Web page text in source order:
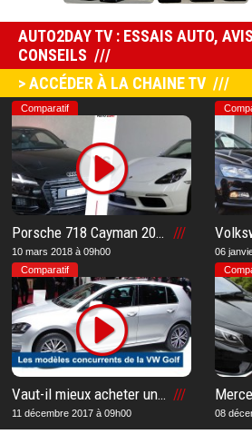
AUTO2DAY TV : ESSAIS AUTO,
CONSEILS
> ACCÉDER À LA CHAINE TV
Comparatif
Porsche 718 Cayman 2018 vs Audi TTs 2018 : Notre comparatif et notre avis après notre essai sur la meilleure voiture
10 mars 2018 à 09h00
06
Comparatif
Vaut-il mieux acheter une VW Golf ou un modèle concurrent ?
11 décembre 2017 à 09h00 08